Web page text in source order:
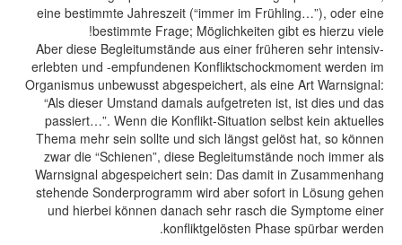
eine bestimmte Jahreszeit (“immer im Frühling…”), oder eine
bestimmte Frage; Möglichkeiten gibt es hierzu viele!
Aber diese Begleitumstände aus einer früheren sehr intensiv-
erlebten und -empfundenen Konfliktschockmoment werden im
Organismus unbewusst abgespeichert, als eine Art Warnsignal:
“Als dieser Umstand damals aufgetreten ist, ist dies und das
passiert…”. Wenn die Konflikt-Situation selbst kein aktuelles
Thema mehr sein sollte und sich längst gelöst hat, so können
zwar die “Schienen”, diese Begleitumstände noch immer als
Warnsignal abgespeichert sein: Das damit in Zusammenhang
stehende Sonderprogramm wird aber sofort in Lösung gehen
und hierbei können danach sehr rasch die Symptome einer
konfliktgelösten Phase spürbar werden.